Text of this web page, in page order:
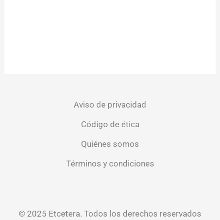
Aviso de privacidad
Código de ética
Quiénes somos
Términos y condiciones
© 2025 Etcetera. Todos los derechos reservados